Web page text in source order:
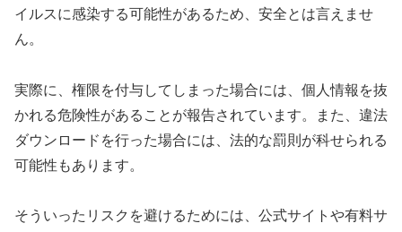
イルスに感染する可能性があるため、安全とは言えませ
ん。
実際に、権限を付与してしまった場合には、個人情報を抜
かれる危険性があることが報告されています。また、違法
ダウンロードを行った場合には、法的な罰則が科せられる
可能性もあります。
そういったリスクを避けるためには、公式サイトや有料サ